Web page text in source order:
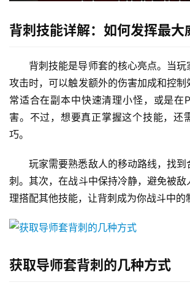
背刺技能详解：如何发挥最大
背刺技能是导师套的核心亮点。当
攻击时，可以触发额外的伤害加成和控
常适合在副本中快速清理小怪，或是在
害。不过，想要真正掌握这个技能，还
巧。
玩家需要熟悉敌人的移动路线，找到
刺。其次，在战斗中保持冷静，避免被
理搭配其他技能，让背刺成为你战斗中的
获取导师套背刺的几种方式